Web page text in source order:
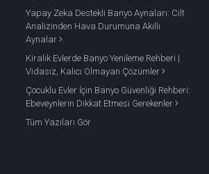
Yapay Zeka Destekli Banyo Aynaları: Cilt
Analizinden Hava Durumuna Akıllı
Aynalar
Kiralık Evlerde Banyo Yenileme Rehberi |
Vidasız, Kalıcı Olmayan Çözümler
Çocuklu Evler İçin Banyo Güvenliği Rehberi:
Ebeveynlerin Dikkat Etmesi Gerekenler
Tüm Yazıları Gör